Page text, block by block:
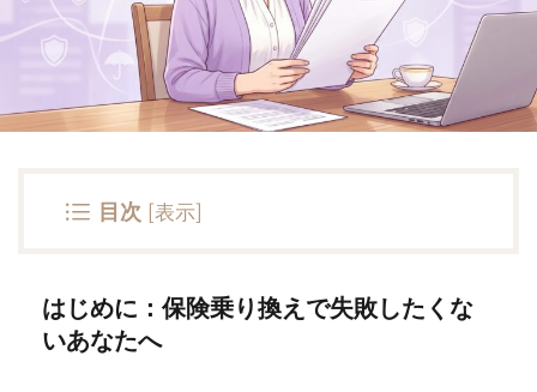
目次 [表示]
はじめに：保険乗り換えで失敗したくな
いあなたへ